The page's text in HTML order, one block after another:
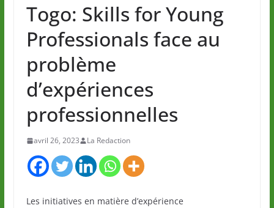
Togo: Skills for Young
Professionals face au
problème
d’expériences
professionnelles
avril 26, 2023 La Redaction
Les initiatives en matière d’expérience